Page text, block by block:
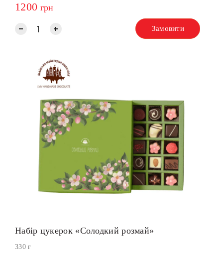
1200 грн
Замовити
Набір цукерок «Солодкий розмай»
330 г